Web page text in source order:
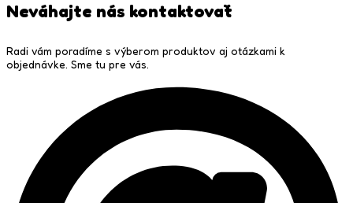
Neváhajte nás kontaktovať
Radi vám poradíme s výberom produktov aj otázkami k
objednávke. Sme tu pre vás.